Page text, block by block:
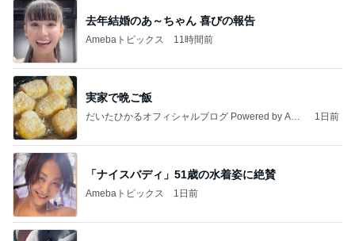
去年結婚のあ～ちゃん 喜びの報告
Amebaトピックス 11時間前
実家で晩ご飯
だいたひかるオフィシャルブログ Powered by Ame
1日前
「ナイスバディ」51歳の水着姿に絶賛
Amebaトピックス 1日前